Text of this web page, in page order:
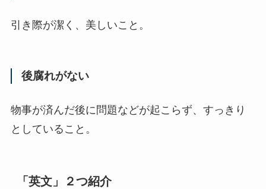
引き際が潔く、美しいこと。
後腐れがない
物事が済んだ後に問題などが起こらず、すっきり
としていること。
「英文」２つ紹介